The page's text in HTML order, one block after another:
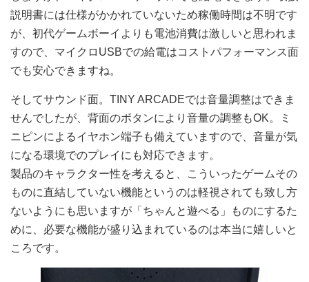
説明書には仕様がかかれていないため稼働時間は不明です
が、初代ゲームボーイよりも電池消費は激しいと思われま
すので、マイクロUSBでの給電はコストパフォーマンス面
でも安心できますね。
そしてサウンド面。TINY ARCADEでは音量調整はできま
せんでしたが、背面のボタンにより音量の調整もOK。ミ
ニピンによるイヤホン端子も備えていますので、音量が気
になる環境でのプレイにも対応できます。
製品のキャラクター性を考えると、こういったゲームその
ものに直結していない機能というのは軽視されても致し方
ないようにも思いますが「ちゃんと遊べる」ものにするた
めに、必要な機能が盛り込まれているのは本当に嬉しいと
ころです。